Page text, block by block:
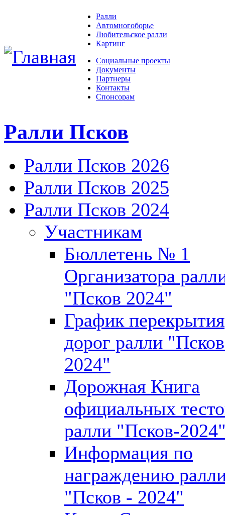
Ралли
Автомногоборье
Любительское ралли
Картинг
Социальные проекты
Документы
Партнеры
Контакты
Спонсорам
Ралли Псков
Ралли Псков 2026
Ралли Псков 2025
Ралли Псков 2024
Участникам
Бюллетень № 1
Организатора
"Псков 2024"
График перекрытия
дорог ралли
2024"
Дорожная Книга
официальных
ралли "Псков-
Информация по
награждению
"Псков - 2024"